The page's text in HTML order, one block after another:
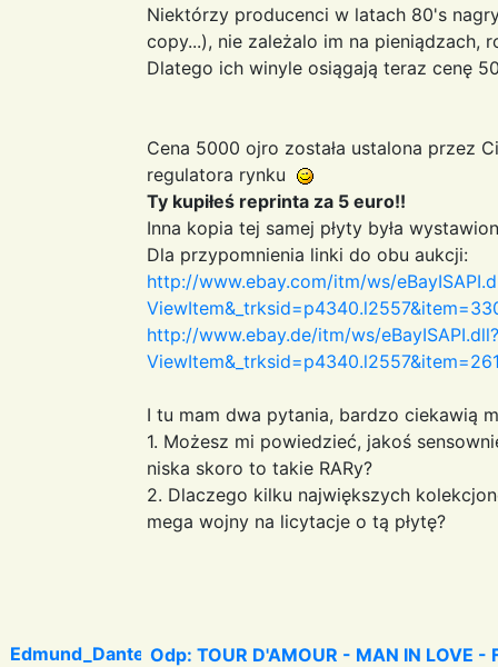
Niektórzy producenci w latach 80's
copy...), nie zależalo im na pieniądzach,
Dlatego ich winyle osiągają teraz cenę
Cena 5000 ojro została ustalona przez
regulatora rynku
Ty kupiłeś reprinta za 5 euro!!
Inna kopia tej samej płyty była
Dla przypomnienia linki do obu aukcji:
http://www.ebay.com/itm/ws/
http://www.ebay.de/itm/ws/eBayISAPI.dll?
I tu mam dwa pytania, bardzo ciekawią
1. Możesz mi powiedzieć, jakoś
niska skoro to takie RARy?
2. Dlaczego kilku największych
mega wojny na licytacje o tą płytę?
Edmund_DantesOdp: TOUR D'AMOUR - MAN IN LOVE